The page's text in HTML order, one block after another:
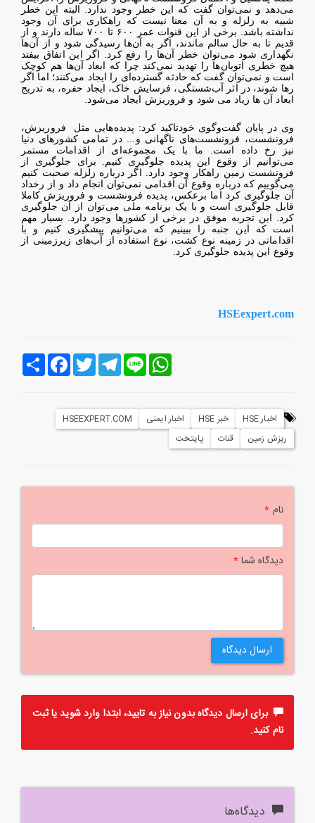
می‌دهد و نمی‌توان گفت که این خطر وجود ندارد. البته این خطر
شبیه به زلزله و به آن معنا نیست که راهکاری برای آن وجود
نداشته باشد. برخی از این قنوات عمر ۶۰۰ تا ۷۰۰ ساله دارند و از
قدیم تا به حال سالم ماندند، اگر به آن‌ها رسیدگی شود و از آن‌ها
نگهداری شود می‌توان خطر آن‌ها را رفع کرد. اگر این اتفاق بیفتد
هیچ خطری اتوبان‌ها را تهدید نمی‌کند چرا که ابعاد آن‌ها هم کوچک
است و نمی‌توان گفت که حادثه گسترده‌ای را ایجاد می‌کنند؛ اما اگر
رها شوند، در اثر آب‌شستگی‌، فرسایش خاک، ایجاد حفره، به تدریج
ابعاد آن ها زیاد می شود و فروریزش ایجاد می‌شود.
وی در پایان گفت‌وگوی خودتاکید کرد:‌ پدیده‌هایی مثل فروریزش،
فرونشست، فرونشست‌های ناگهانی و... در تمامی کشورهای دنیا
نیز رخ داده است. ما با یک مجموعه‌ای از اقدامات مستمر
می‌توانیم از وقوع این پدیده جلوگیری کنیم. برای جلوگیری از
فرونشست زمین راهکار وجود دارد. اگر درباره زلزله صحبت کنیم
می‌گوییم که درباره وقوع آن اقدامی نمی‌توان انجام داد و از رخداد
آن جلوگیری کرد اما برعکس، پدیده فرونشست و فروریزش کاملا
قابل جلوگیری است و با یک برنامه ملی می‌توان از آن جلوگیری
کرد. این تجربه موفق در برخی از کشورها وجود دارد. بسیار مهم
است که این جنبه را ببینیم که می‌توانیم پیشگیری کنیم و با
اقداماتی در زمینه نوع کشت، نوع استفاده از آب‌های زیرزمینی از
وقوع این پدیده جلوگیری کرد.
HSEexpert.com
اشتراک
FacebookTwitter
Telegram Line
WhatsApp
اخبار HSE خبر HSE اخبار ایمنی
HSEEXPERT.COM
ریزش زمین
قنات پایتخت
نام*
دیدگاه شما*
ارسال دیدگاه
برای ارسال دیدگاه بدون نیاز به تایید، ابتداواردشوید یاثبت
نامکنید.
دیدگاه‌ها